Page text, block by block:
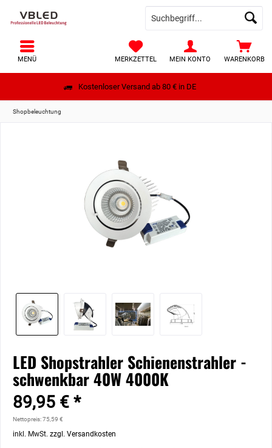
Kostenloser Versand ab 80 € in DE
WARENKORB
MERKZETTEL MEIN KONTO
MENÜ
Shopbeleuchtung
LED Shopstrahler Schienenstrahler -
schwenkbar 40W 4000K
89,95 € *
Nettopreis: 75,59 €
inkl. MwSt. zzgl. Versandkosten